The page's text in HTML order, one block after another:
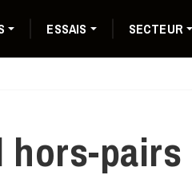
ESSAIS SECTEUR
hors-pairs